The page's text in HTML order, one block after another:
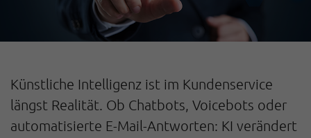
Künstliche Intelligenz ist im Kundenservice
längst Realität. Ob Chatbots, Voicebots oder
automatisierte E-Mail-Antworten: KI verändert